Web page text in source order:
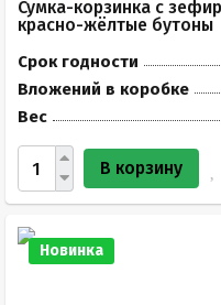
Сумка-корзинка с
красно-жёлтые бутоны
Срок годности
Вложений в коробке
Вес
В корзину
Новинка